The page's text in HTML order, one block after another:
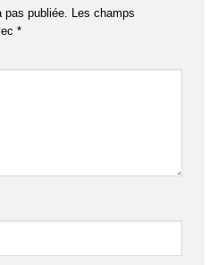
publiée.
Les champs
*